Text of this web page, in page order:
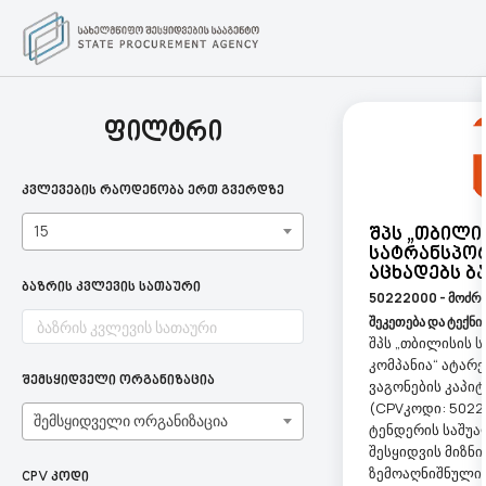
ფილტრი
კვლევების რაოდენობა ერთ გვერდზე
15
ბაზრის კვლევის სათაური
შემსყიდველი ორგანიზაცია
შემსყიდველი ორგანიზაცია
CPV კოდი
Შპს
Აცხადებს
50222000 -
შეკეთება და
შპს „თბილისის
კომპანია“
ვაგონების
(CPVკოდი:
ტენდერის
შესყიდვის
ზემოაღნიშნული